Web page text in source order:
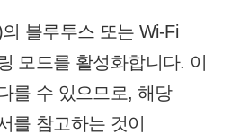
블루투스 또는 Wi-Fi
모드를 활성화합니다. 이
를 수 있으므로, 해당
를 참고하는 것이